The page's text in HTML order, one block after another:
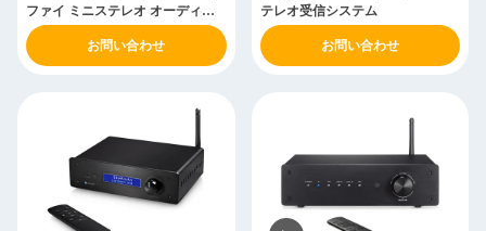
ファイ ミニステレオ オーディオ
パワー アンプ
お問い合わせ
テレオ受信システム
お問い合わせ